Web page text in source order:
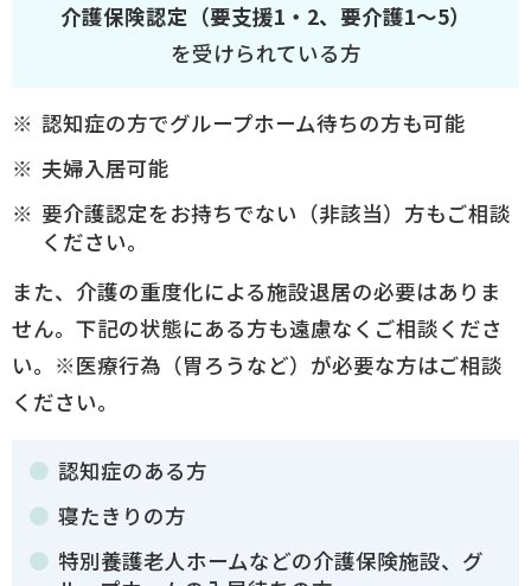
介護保険認定（要支援1・2、要介護1～5）
を受けられている方
認知症の方でグループホーム待ちの方も可能
夫婦入居可能
要介護認定をお持ちでない（非該当）方もご相談
ください。
また、介護の重度化による施設退居の必要はありま
せん。下記の状態にある方も遠慮なくご相談くださ
い。※医療行為（胃ろうなど）が必要な方はご相談
ください。
認知症のある方
寝たきりの方
特別養護老人ホームなどの介護保険施設、グ